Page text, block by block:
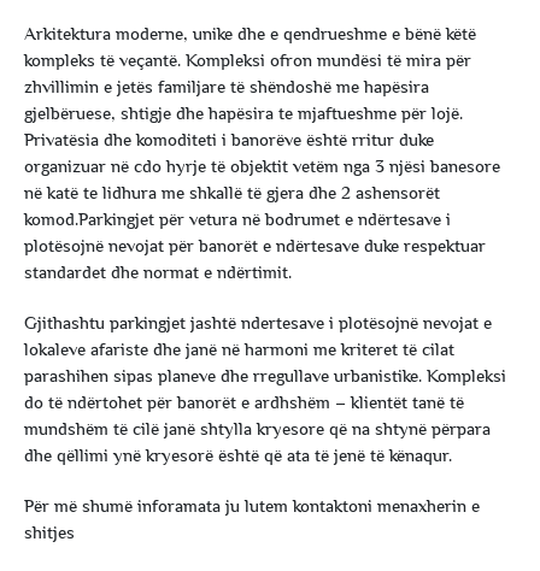
Arkitektura moderne, unike dhe e qendrueshme e bënë këtë
kompleks të veçantë. Kompleksi ofron mundësi të mira për
zhvillimin e jetës familjare të shëndoshë me hapësira
gjelbëruese, shtigje dhe hapësira te mjaftueshme për lojë.
Privatësia dhe komoditeti i banorëve është rritur duke
organizuar në cdo hyrje të objektit vetëm nga 3 njësi banesore
në katë te lidhura me shkallë të gjera dhe 2 ashensorët
komod.Parkingjet për vetura në bodrumet e ndërtesave i
plotësojnë nevojat për banorët e ndërtesave duke respektuar
standardet dhe normat e ndërtimit.
Gjithashtu parkingjet jashtë ndertesave i plotësojnë nevojat e
lokaleve afariste dhe janë në harmoni me kriteret të cilat
parashihen sipas planeve dhe rregullave urbanistike. Kompleksi
do të ndërtohet për banorët e ardhshëm – klientët tanë të
mundshëm të cilë janë shtylla kryesore që na shtynë përpara
dhe qëllimi ynë kryesorë është që ata të jenë të kënaqur.
Për më shumë inforamata ju lutem kontaktoni menaxherin e
shitjes